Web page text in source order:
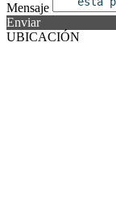
Mensaje
Enviar
UBICACIÓN